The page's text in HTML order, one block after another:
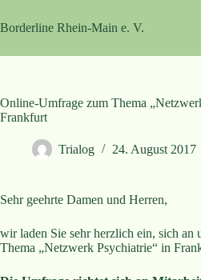
Inhalt
springen
Borderline Rhein-Main e. V.
Online-Umfrage zum Thema
Frankfurt
Trialog 24. August 2017
Sehr geehrte Damen und Herren,
wir laden Sie sehr herzlich ein, sich an
Thema „Netzwerk Psychiatrie“ in